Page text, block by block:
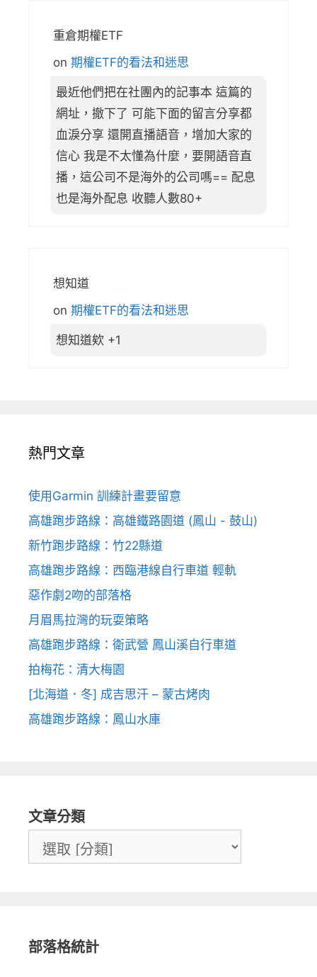
重倉期權ETF
on 期權ETF的看法和迷思
最近他們把在社團內的記事本 這篇的
網址，撤下了 可能下面的留言分享都
血淚分享 還開直播語音，增加大家的
信心 我是不太懂為什麼，要開語音直
播，這公司不是海外的公司嗎== 配息
也是海外配息 收聽人數80+
想知道
on 期權ETF的看法和迷思
想知道欸 +1
熱門文章
使用Garmin 訓練計畫要留意
高雄跑步路線：高雄鐵路園道 (鳳山 - 鼓山)
新竹跑步路線：竹22縣道
高雄跑步路線：西臨港線自行車道 輕軌
惡作劇2吻的部落格
月眉馬拉灣的玩耍策略
高雄跑步路線：衛武營 鳳山溪自行車道
拍梅花：清大梅園
[北海道．冬] 成吉思汗 – 蒙古烤肉
高雄跑步路線：鳳山水庫
文章分類
部落格統計